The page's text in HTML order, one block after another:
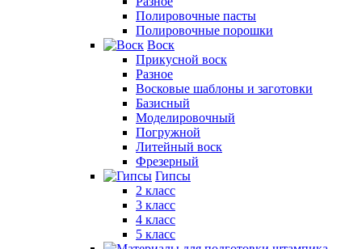
Полировочные пасты
Полировочные порошки
Воск
Прикусной воск
Разное
Восковые шаблоны и заготовки
Базисный
Моделировочный
Погружной
Литейный воск
Фрезерный
Гипсы
2 класс
3 класс
4 класс
5 класс